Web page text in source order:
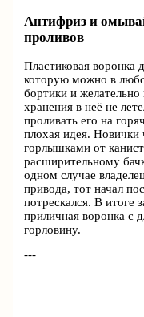
Антифриз и
проливов
Пластиковая воронка
которую можно в
бортики и
хранения в неё не
проливать его на
плохая идея.
горлышками от
расширительному
одном случае
привода, тот начал
потрескался. В
приличная воронка с
горловину.
---